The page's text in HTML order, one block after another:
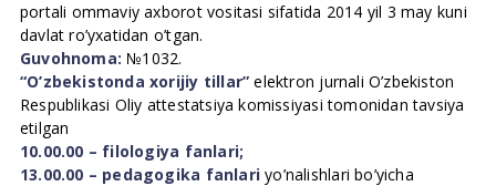
portali ommaviy axborot vositasi sifatida 2014 yil 3 may kuni
davlat ro’yxatidan o’tgan.
Guvohnoma: №1032.
“O’zbekistonda xorijiy tillar” elektron jurnali O’zbekiston
Respublikasi Oliy attestatsiya komissiyasi tomonidan tavsiya
etilgan
10.00.00 – filologiya fanlari;
13.00.00 – pedagogika fanlari yo’nalishlari bo’yicha